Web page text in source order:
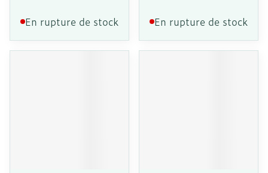
En rupture de stock En rupture de stock